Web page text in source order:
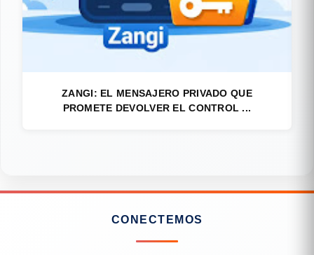
ZANGI: EL MENSAJERO PRIVADO QUE
PROMETE DEVOLVER EL CONTROL ...
CONECTEMOS